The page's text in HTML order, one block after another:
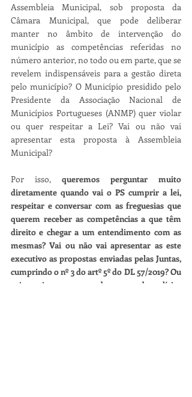
Assembleia Municipal, sob proposta da
Câmara Municipal, que pode deliberar
manter no âmbito de intervenção do
município as competências referidas no
número anterior, no todo ou em parte, que se
revelem indispensáveis para a gestão direta
pelo município? O Município presidido pelo
Presidente da Associação Nacional de
Municípios Portugueses (ANMP) quer violar
ou quer respeitar a Lei? Vai ou não vai
apresentar esta proposta à Assembleia
Municipal?
Por isso, queremos perguntar muito
diretamente quando vai o PS cumprir a lei,
respeitar e conversar com as freguesias que
querem receber as competências a que têm
direito e chegar a um entendimento com as
mesmas? Vai ou não vai apresentar as este
executivo as propostas enviadas pelas Juntas,
cumprindo o nº 3 do artº 5º do DL 57/2019? Ou
vai continuar uma surda guerra de política